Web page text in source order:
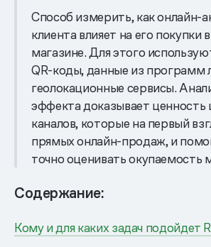
Способ измерить, как онлайн-
клиента влияет на его покупки
магазине. Для этого
QR-коды, данные из программ
геолокационные сервисы.
эффекта доказывает
каналов, которые на первый
прямых онлайн-продаж, и
точно оценивать окупаемость
Содержание:
Кому и для каких задач подойдет